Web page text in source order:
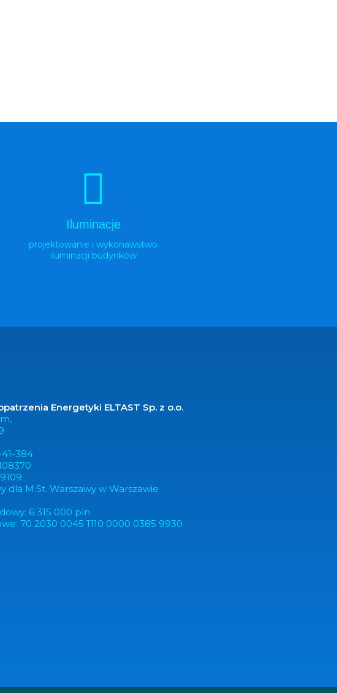
Iluminacje
projektowanie i wykonawstwo
iluminacji budynków
Energetyki ELTAST Sp. z o.o.
384
dla M.St. Warszawy w Warszawie
6 315 000 pln
70 2030 0045 1110 0000 0385 9930